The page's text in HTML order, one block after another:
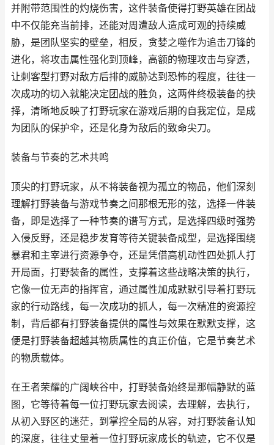
并附带范围性的灼烧伤害，这件装备使得打野英雄在团战
中不仅能充当前排，还能对周遭敌人造成可观的持续威
胁，是团队坚实的壁垒，相反，贪婪之噬作为追击刀锋的
进化，将攻击属性强化到顶峰，高额的物理攻击与穿透，
让刺客型打野对敌方后排的威胁达到恐怖的程度，往往一
次成功的切入就能决定团战的胜负，这两件终极装备的抉
择，清晰地反映了打野玩家在游戏后期的自我定位，是成
为团队的保护伞，还是化身为敌后的致命尖刀。
装备与节奏的艺术共鸣
顶尖的打野玩家，从不将装备视为孤立的物品，他们深刻
理解打野装备与游戏节奏之间那根无形的弦，选择一件装
备，即是选择了一种节奏的谱写方式，是选择四级时强势
入侵反野，还是稳步发育等待关键装备成型，是选择围绕
暴君和主宰进行资源争夺，还是凭借高机动性四处抓人打
开局面，打野装备的属性，支撑着这些战略决策的执行，
它像一位无声的指挥官，通过属性加成默默引导着打野玩
家的行动路线，每一次成功的抓人，每一次精准的资源控
制，背后都有打野装备提供的属性与效果在默默支撑，这
便是打野装备超越其物质属性的真正价值，它是节奏艺术
的物质载体。
在王者荣耀的广阔峡谷中，打野装备始终是那幅静默的蓝
图，它等待着每一位打野玩家去阅读，去理解，去执行，
从初入野区的迷茫，到掌控全局的从容，对打野装备认知
的深度，往往丈量着一位打野玩家成长的轨迹，它不仅是